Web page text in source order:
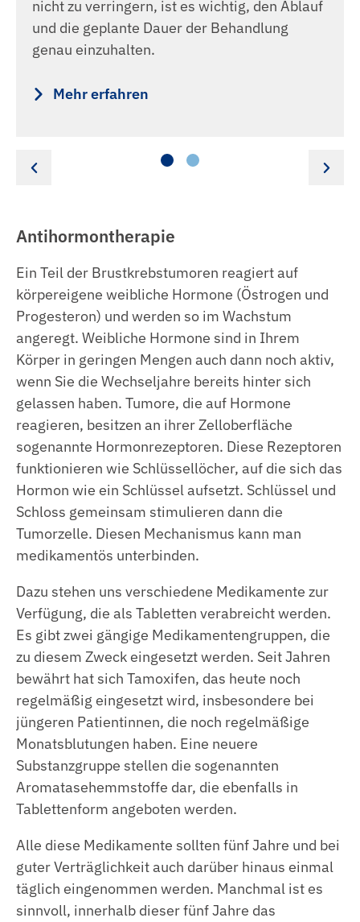
nicht zu verringern, ist es wichtig, den Ablauf
und die geplante Dauer der Behandlung
genau einzuhalten.
Mehr erfahren
Antihormontherapie
Ein Teil der Brustkrebstumoren reagiert auf
körpereigene weibliche Hormone (Östrogen und
Progesteron) und werden so im Wachstum
angeregt. Weibliche Hormone sind in Ihrem
Körper in geringen Mengen auch dann noch aktiv,
wenn Sie die Wechseljahre bereits hinter sich
gelassen haben. Tumore, die auf Hormone
reagieren, besitzen an ihrer Zelloberfläche
sogenannte Hormonrezeptoren. Diese Rezeptoren
funktionieren wie Schlüssellöcher, auf die sich das
Hormon wie ein Schlüssel aufsetzt. Schlüssel und
Schloss gemeinsam stimulieren dann die
Tumorzelle. Diesen Mechanismus kann man
medikamentös unterbinden.
Dazu stehen uns verschiedene Medikamente zur
Verfügung, die als Tabletten verabreicht werden.
Es gibt zwei gängige Medikamentengruppen, die
zu diesem Zweck eingesetzt werden. Seit Jahren
bewährt hat sich Tamoxifen, das heute noch
regelmäßig eingesetzt wird, insbesondere bei
jüngeren Patientinnen, die noch regelmäßige
Monatsblutungen haben. Eine neuere
Substanzgruppe stellen die sogenannten
Aromatasehemmstoffe dar, die ebenfalls in
Tablettenform angeboten werden.
Alle diese Medikamente sollten fünf Jahre und bei
guter Verträglichkeit auch darüber hinaus einmal
täglich eingenommen werden. Manchmal ist es
sinnvoll, innerhalb dieser fünf Jahre das